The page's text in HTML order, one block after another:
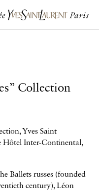
Collection
Yves Saint
Hôtel Inter-Continental,
Ballets russes (founded
century), Léon